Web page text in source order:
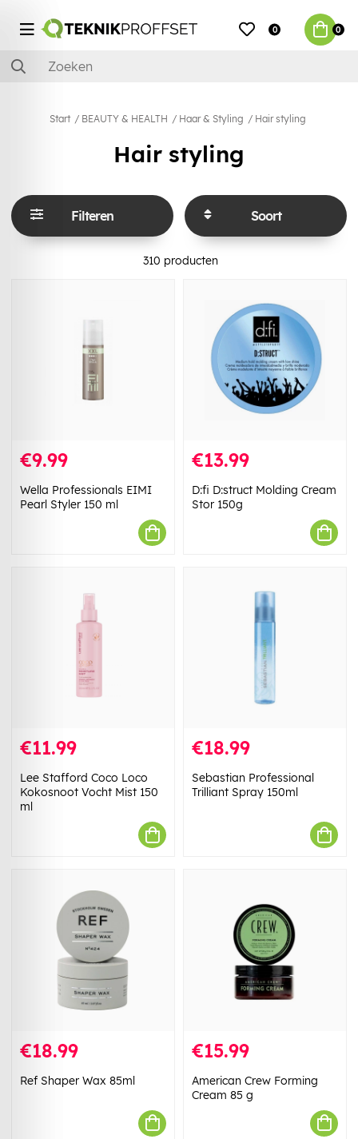
0 0
Start BEAUTY & HEALTH Haar & Styling Hair styling
Hair styling
Filteren Soort
310 producten
€9.99
Wella Professionals EIMI
Pearl Styler 150 ml
€13.99
D:fi D:struct Molding Cream
Stor 150g
€11.99
Lee Stafford Coco Loco
Kokosnoot Vocht Mist 150
ml
€18.99
Sebastian Professional
Trilliant Spray 150ml
€18.99
Ref Shaper Wax 85ml
€15.99
American Crew Forming
Cream 85 g